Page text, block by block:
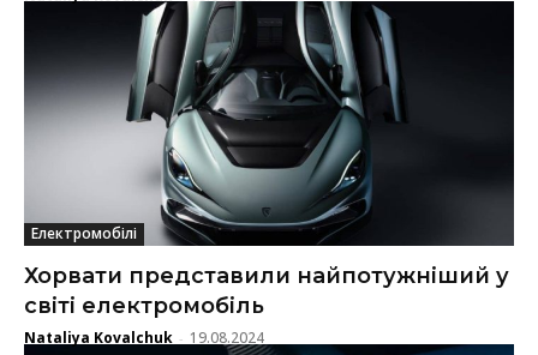
Електромобілі
Хорвати представили найпотужніший у
світі електромобіль
Nataliya Kovalchuk - 19.08.2024